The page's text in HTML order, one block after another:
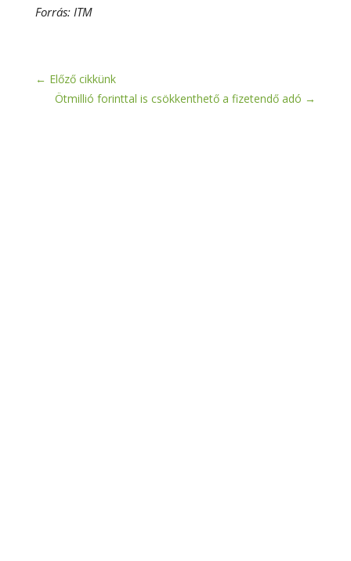
Forrás: ITM
← Előző cikkünk
Ötmillió forinttal is csökkenthető a fizetendő adó →